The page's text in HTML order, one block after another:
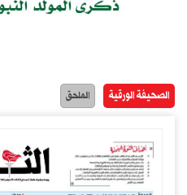
الصحيفة الورقية الملحق